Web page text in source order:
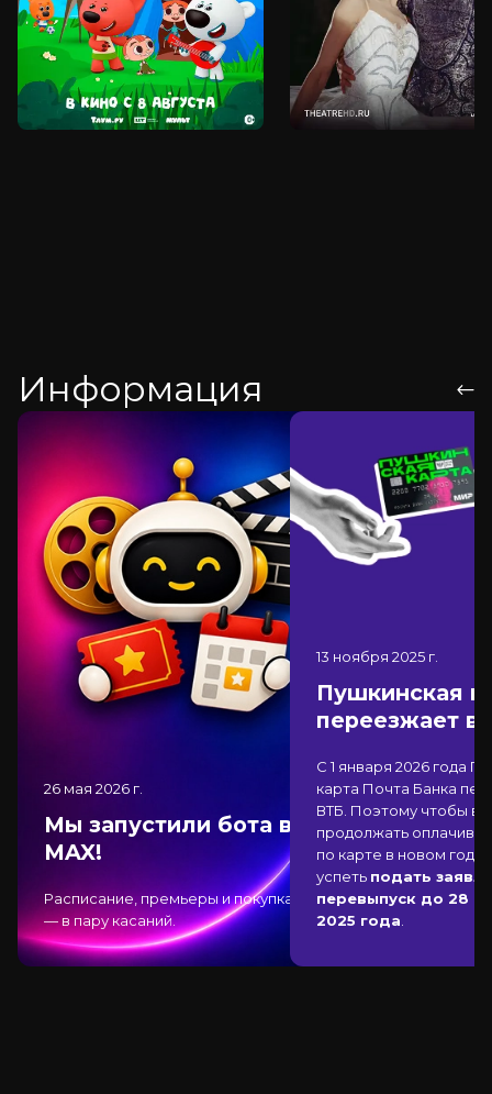
Информация
26 мая 2026 г.
Мы запустили бота в
MAX!
Расписание, премьеры и покупка
— в пару касаний.
13 ноября 2025 г.
Пушкинская
переезжает в
С 1 января 2026 года
карта Почта Банка
ВТБ . Поэтому чтобы
продолжать
по карте в новом
успеть подать
перевыпуск до 28
2025 года